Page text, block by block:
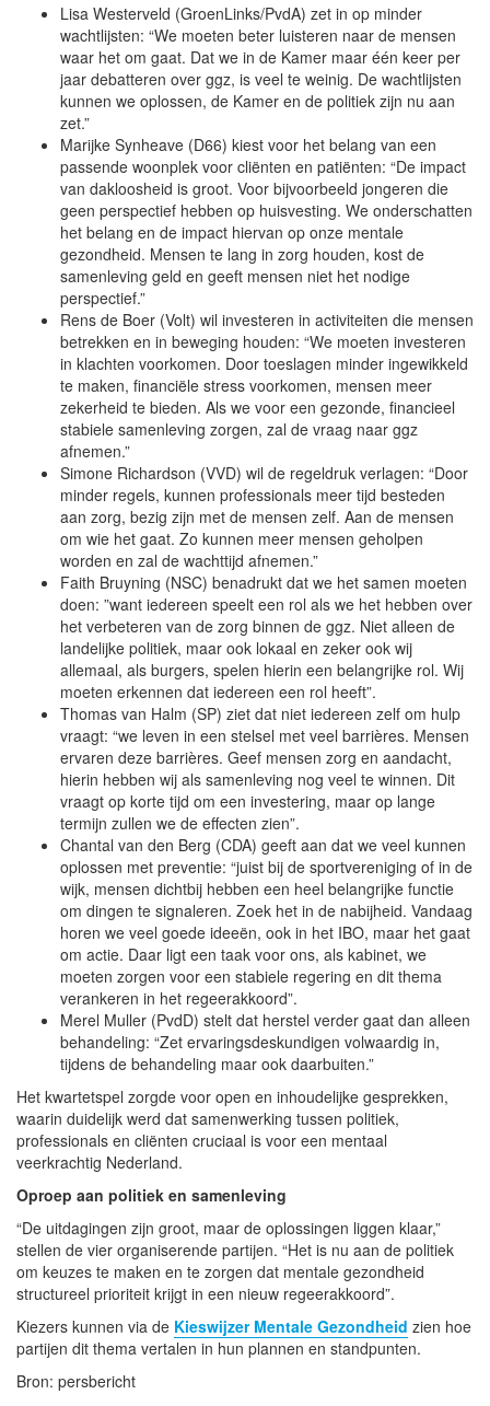
Lisa Westerveld (GroenLinks/PvdA) zet in op minder
wachtlijsten: “We moeten beter luisteren naar de mensen
waar het om gaat. Dat we in de Kamer maar één keer per
jaar debatteren over ggz, is veel te weinig. De wachtlijsten
kunnen we oplossen, de Kamer en de politiek zijn nu aan
zet.”
Marijke Synheave (D66) kiest voor het belang van een
passende woonplek voor cliënten en patiënten: “De impact
van dakloosheid is groot. Voor bijvoorbeeld jongeren die
geen perspectief hebben op huisvesting. We onderschatten
het belang en de impact hiervan op onze mentale
gezondheid. Mensen te lang in zorg houden, kost de
samenleving geld en geeft mensen niet het nodige
perspectief.”
Rens de Boer (Volt) wil investeren in activiteiten die mensen
betrekken en in beweging houden: “We moeten investeren
in klachten voorkomen. Door toeslagen minder ingewikkeld
te maken, financiële stress voorkomen, mensen meer
zekerheid te bieden. Als we voor een gezonde, financieel
stabiele samenleving zorgen, zal de vraag naar ggz
afnemen.”
Simone Richardson (VVD) wil de regeldruk verlagen: “Door
minder regels, kunnen professionals meer tijd besteden
aan zorg, bezig zijn met de mensen zelf. Aan de mensen
om wie het gaat. Zo kunnen meer mensen geholpen
worden en zal de wachttijd afnemen.”
Faith Bruyning (NSC) benadrukt dat we het samen moeten
doen: ”want iedereen speelt een rol als we het hebben over
het verbeteren van de zorg binnen de ggz. Niet alleen de
landelijke politiek, maar ook lokaal en zeker ook wij
allemaal, als burgers, spelen hierin een belangrijke rol. Wij
moeten erkennen dat iedereen een rol heeft”.
Thomas van Halm (SP) ziet dat niet iedereen zelf om hulp
vraagt: “we leven in een stelsel met veel barrières. Mensen
ervaren deze barrières. Geef mensen zorg en aandacht,
hierin hebben wij als samenleving nog veel te winnen. Dit
vraagt op korte tijd om een investering, maar op lange
termijn zullen we de effecten zien”.
Chantal van den Berg (CDA) geeft aan dat we veel kunnen
oplossen met preventie: “juist bij de sportvereniging of in de
wijk, mensen dichtbij hebben een heel belangrijke functie
om dingen te signaleren. Zoek het in de nabijheid. Vandaag
horen we veel goede ideeën, ook in het IBO, maar het gaat
om actie. Daar ligt een taak voor ons, als kabinet, we
moeten zorgen voor een stabiele regering en dit thema
verankeren in het regeerakkoord”.
Merel Muller (PvdD) stelt dat herstel verder gaat dan alleen
behandeling: “Zet ervaringsdeskundigen volwaardig in,
tijdens de behandeling maar ook daarbuiten.”
Het kwartetspel zorgde voor open en inhoudelijke gesprekken,
waarin duidelijk werd dat samenwerking tussen politiek,
professionals en cliënten cruciaal is voor een mentaal
veerkrachtig Nederland.
Oproep aan politiek en samenleving
“De uitdagingen zijn groot, maar de oplossingen liggen klaar,”
stellen de vier organiserende partijen. “Het is nu aan de politiek
om keuzes te maken en te zorgen dat mentale gezondheid
structureel prioriteit krijgt in een nieuw regeerakkoord”.
Kiezers kunnen via de Kieswijzer Mentale Gezondheid zien hoe
partijen dit thema vertalen in hun plannen en standpunten.
Bron: persbericht